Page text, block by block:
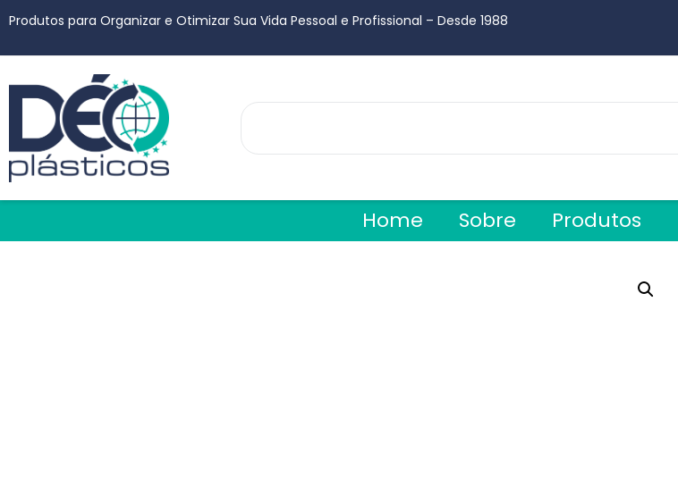
Produtos para Organizar e Otimizar Sua Vida Pessoal e Profissional – Desde 1988
Home Sobre Produtos